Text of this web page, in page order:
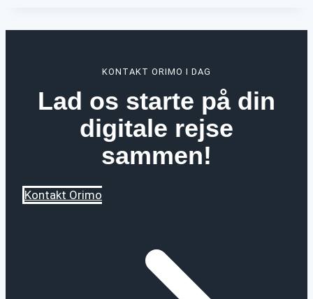
KONTAKT ORIMO I DAG
Lad os starte på din
digitale rejse
sammen!
Kontakt Orimo